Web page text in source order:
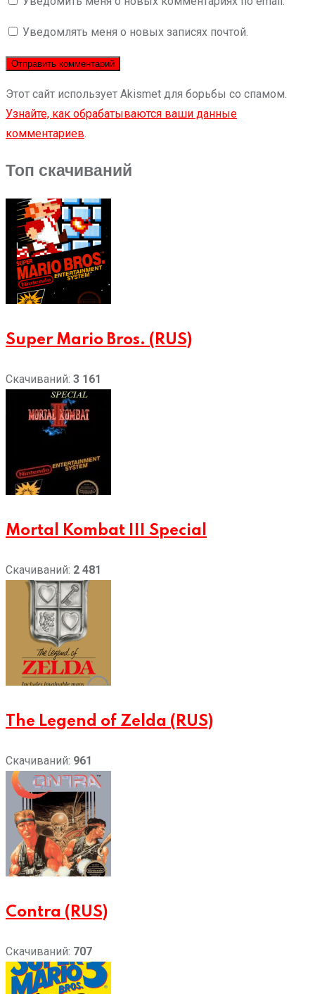
Уведомлять меня о новых записях почтой.
Этот сайт использует Akismet для борьбы со спамом.
Узнайте, как обрабатываются ваши данные
комментариев.
Топ скачиваний
Super Mario Bros. (RUS)
Скачиваний: 3 161
Mortal Kombat III Special
Скачиваний: 2 481
The Legend of Zelda (RUS)
Скачиваний: 961
Contra (RUS)
Скачиваний: 707